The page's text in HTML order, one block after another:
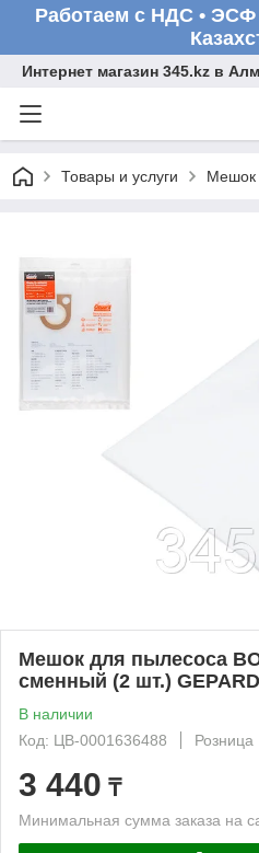
Работаем с НДС • ЭСФ
Интернет магазин 345.kz в
Товары и услуги Мешок
Мешок для пылесоса
сменный (2 шт.) GEPARD
В наличии
Код: ЦВ-0001636488
Розница
3 440 ₸
Минимальная сумма заказа на